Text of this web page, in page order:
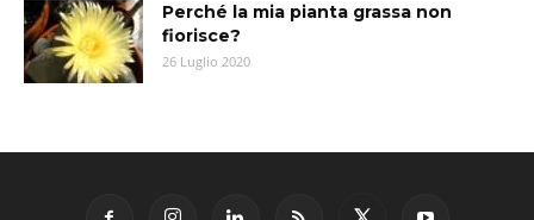
Perché la mia pianta grassa non
fiorisce?
26 Luglio 2020